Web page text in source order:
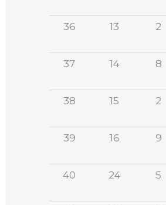
36
13 2
37 14 8
38
15 2
39
16 9
40
24 5